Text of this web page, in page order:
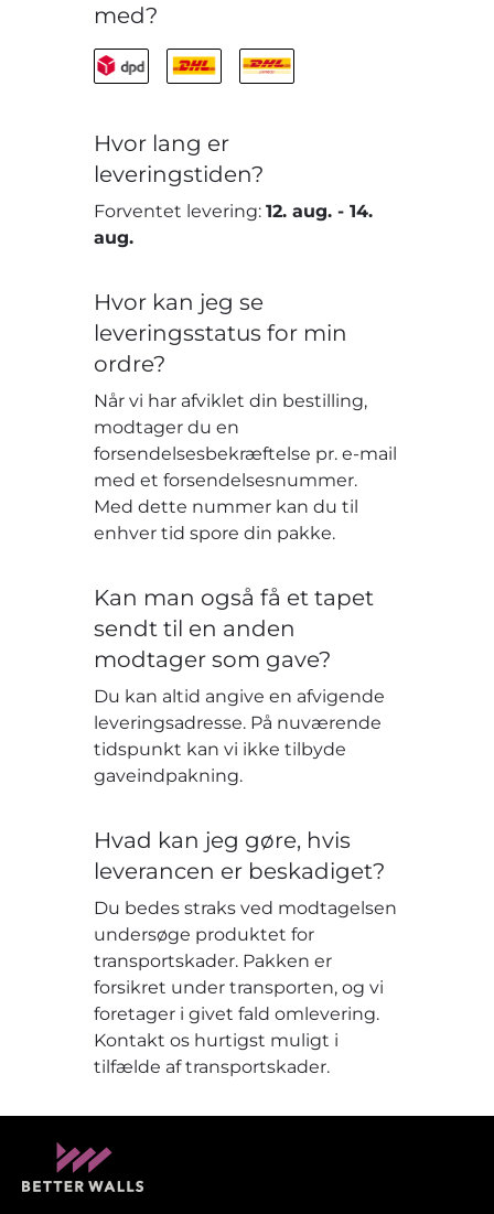
med?
Hvor lang er
leveringstiden?
Forventet levering:12. aug. -14.
aug.
Hvor kan jeg se
leveringsstatus for min
ordre?
Når vi har afviklet din bestilling,
modtager du en
forsendelsesbekræftelse pr. e-mail
med et forsendelsesnummer.
Med dette nummer kan du til
enhver tid spore din pakke.
Kan man også få et tapet
sendt til en anden
modtager som gave?
Du kan altid angive en afvigende
leveringsadresse. På nuværende
tidspunkt kan vi ikke tilbyde
gaveindpakning.
Hvad kan jeg gøre, hvis
leverancen er beskadiget?
Du bedes straks ved modtagelsen
undersøge produktet for
transportskader. Pakken er
forsikret under transporten, og vi
foretager i givet fald omlevering.
Kontakt os hurtigst muligt i
tilfælde af transportskader.